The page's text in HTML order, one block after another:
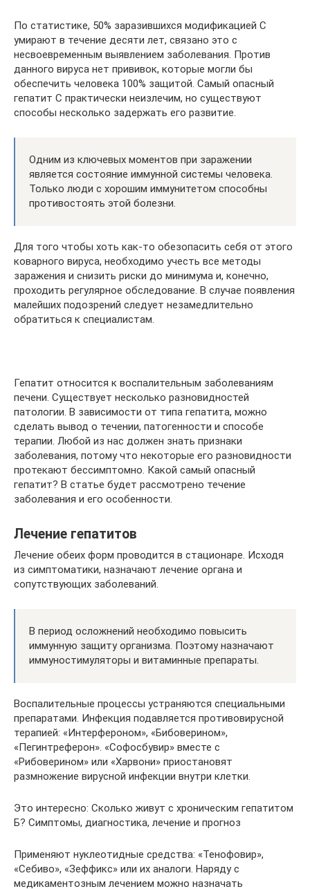
По статистике, 50% заразившихся модификацией С
умирают в течение десяти лет, связано это с
несвоевременным выявлением заболевания. Против
данного вируса нет прививок, которые могли бы
обеспечить человека 100% защитой. Самый опасный
гепатит С практически неизлечим, но существуют
способы несколько задержать его развитие.
Одним из ключевых моментов при заражении
является состояние иммунной системы человека.
Только люди с хорошим иммунитетом способны
противостоять этой болезни.
Для того чтобы хоть как-то обезопасить себя от этого
коварного вируса, необходимо учесть все методы
заражения и снизить риски до минимума и, конечно,
проходить регулярное обследование. В случае появления
малейших подозрений следует незамедлительно
обратиться к специалистам.
Гепатит относится к воспалительным заболеваниям
печени. Существует несколько разновидностей
патологии. В зависимости от типа гепатита, можно
сделать вывод о течении, патогенности и способе
терапии. Любой из нас должен знать признаки
заболевания, потому что некоторые его разновидности
протекают бессимптомно. Какой самый опасный
гепатит? В статье будет рассмотрено течение
заболевания и его особенности.
Лечение гепатитов
Лечение обеих форм проводится в стационаре. Исходя
из симптоматики, назначают лечение органа и
сопутствующих заболеваний.
В период осложнений необходимо повысить
иммунную защиту организма. Поэтому назначают
иммуностимуляторы и витаминные препараты.
Воспалительные процессы устраняются специальными
препаратами. Инфекция подавляется противовирусной
терапией: «Интерфероном», «Бибоверином»,
«Пегинтреферон». «Софосбувир» вместе с
«Рибоверином» или «Харвони» приостановят
размножение вирусной инфекции внутри клетки.
Это интересно: Сколько живут с хроническим гепатитом
Б? Симптомы, диагностика, лечение и прогноз
Применяют нуклеотидные средства: «Тенофовир»,
«Себиво», «Зеффикс» или их аналоги. Наряду с
медикаментозным лечением можно назначать